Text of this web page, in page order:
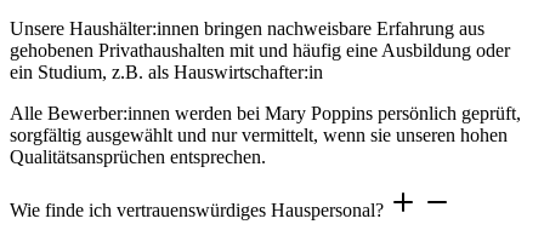
Unsere Haushälter:innen bringen nachweisbare Erfahrung aus
gehobenen Privathaushalten mit und häufig eine Ausbildung oder
ein Studium, z.B. als Hauswirtschafter:in
Alle Bewerber:innen werden bei Mary Poppins persönlich geprüft,
sorgfältig ausgewählt und nur vermittelt, wenn sie unseren hohen
Qualitätsansprüchen entsprechen.
Wie finde ich vertrauenswürdiges Hauspersonal?